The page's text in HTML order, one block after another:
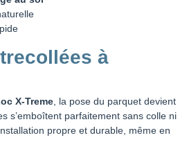
à
X-Treme , la pose du parquet devient
s’emboîtent parfaitement sans colle ni
propre et durable, même en